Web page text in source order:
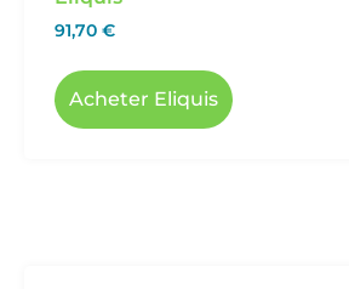
91,70 €
Acheter Eliquis